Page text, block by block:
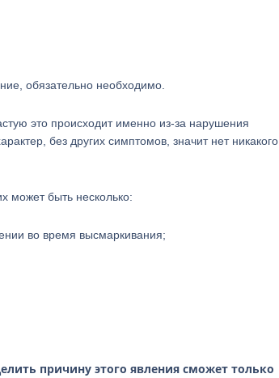
обязательно необходимо.
это происходит именно из-за нарушения
без других симптомов, значит нет никакого
может быть несколько:
во время высмаркивания;
причину этого явления сможет только